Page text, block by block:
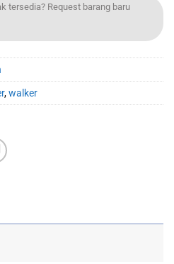
tersedia? Request barang baru
,walker